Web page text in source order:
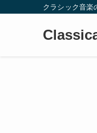
クラシック音楽